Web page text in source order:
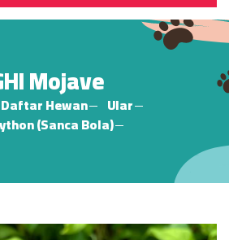
Mojave
Daftar Hewan
Ular
(Sanca Bola)